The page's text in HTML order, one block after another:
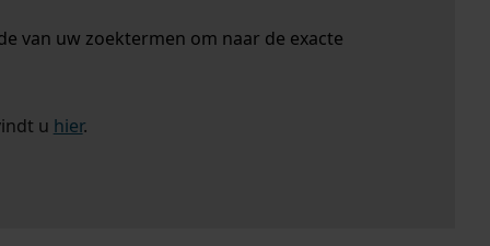
van uw zoektermen om naar de exacte
u hier.